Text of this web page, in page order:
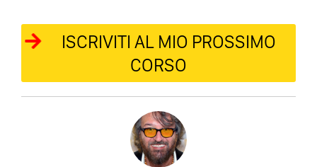
ISCRIVITI AL MIO PROSSIMO
CORSO